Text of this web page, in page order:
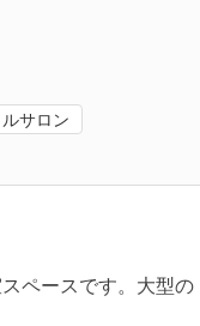
サロン
ペースです。大型の